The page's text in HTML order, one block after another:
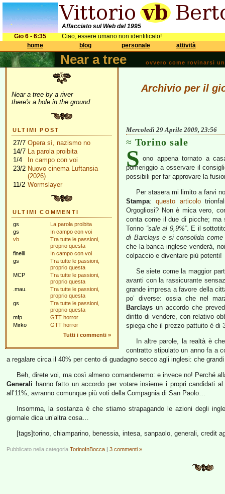
Affacciato sul Web dal 1995
Gio 6 - 6:35
Ciao, essere umano non identificato!
home
blog personale attività
Near a tree ovvero come rovinarsi
Near a tree by a river
there's a hole in the ground
ULTIMI POST
27/7 Opera sì, nazismo no
14/7 La parola proibita
1/4
In campo con voi
23/2 Nuovo cinema Luftansia
(2026)
11/2 Wormslayer
ULTIMI COMMENTI
gs
La parola proibita
gs
In campo con voi
vb
Tra tutte le passioni,
proprio questa
finelli
In campo con voi
gs
Tra tutte le passioni,
proprio questa
MCP
Tra tutte le passioni,
proprio questa
.mau.
Tra tutte le passioni,
proprio questa
gs
Tra tutte le passioni,
proprio questa
mfp
GTT horror
Mirko
GTT horror
Tutti i commenti »
Archivio per il
Mercoledì 29 Aprile 2009, 23:56
Torino sale
S ono appena tornato a
pomeriggio a osservare il
possibili per far approvare la
Per stasera mi limito a farvi
Stampa:questo articolo
Orgogliosi? Non è mica vero,
conta come il due di picche; ma
Torino “sale al 9,9%”. E il
di Barclays e si consolida come
che la banca inglese venderà,
colpaccio e diventare più potenti!
Se siete come la maggior
avanti con la rassicurante
grande impresa a favore della
po’ diverse: ossia che nel
Barclays un accordo che
diritto di vendere, con relativo
spiega che il prezzo pattuito è di
In altre parole, la realtà è
contratto stipulato un anno fa a
a regalare circa il 40% per cento di guadagno secco agli inglesi: che
Beh, direte voi, ma così almeno comanderemo: e invece no! Perché
Generali hanno fatto un accordo per votare insieme i propri candidati
all’11%, avranno comunque più voti della Compagnia di San Paolo…
Insomma, la sostanza è che stiamo strapagando le azioni degli
giornale dica un’altra cosa…
[tags]torino, chiamparino, benessia, intesa, sanpaolo, generali, credit
Pubblicato nella categoria TorinoInBocca | 3 commenti »